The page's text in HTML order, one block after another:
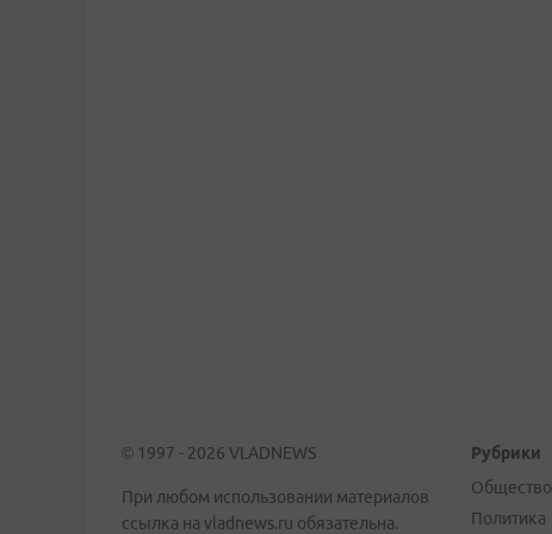
© 1997 - 2026 VLADNEWS
При любом использовании материалов
ссылка на vladnews.ru обязательна.
Рубрики
Общество
Политика